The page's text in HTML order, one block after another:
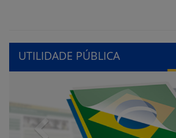
UTILIDADE PÚBLICA
Previous